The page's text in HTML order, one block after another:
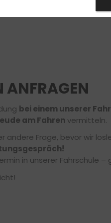
ANFRAGEN
bei einem unserer
am Fahren vermitteln.
andere Frage, bevor wir
in unserer Fahrschule